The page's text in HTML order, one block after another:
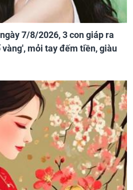
7/8/2026, 3 con giáp ra
mỏi tay đếm tiền, giàu